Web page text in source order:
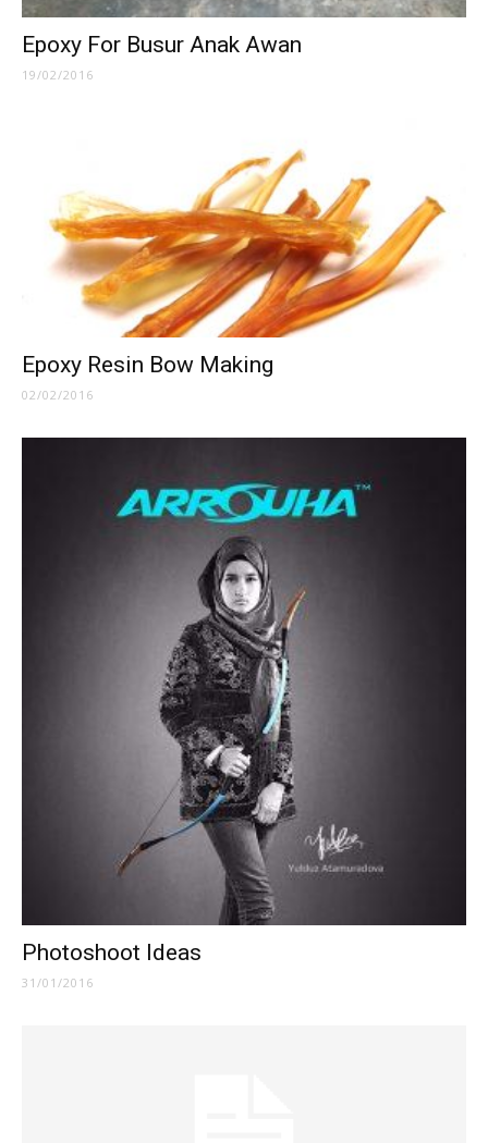
Epoxy For Busur Anak Awan
19/02/2016
Epoxy Resin Bow Making
02/02/2016
Photoshoot Ideas
31/01/2016